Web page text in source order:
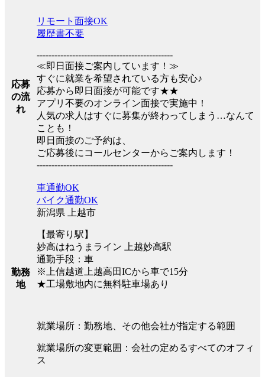
応募
の流
れ
リモート面接OK
履歴書不要
----------------------------------------------
≪即日面接ご案内しています！≫
すぐに就業を希望されている方も安心♪
応募から即日面接が可能です★★
アプリ不要のオンライン面接で実施中！
人気の求人はすぐに募集が終わってしまう…なんて
ことも！
即日面接のご予約は、
ご応募後にコールセンターからご案内します！
----------------------------------------------
勤務
地
車通勤OK
バイク通勤OK
新潟県 上越市
【最寄り駅】
妙高はねうまライン 上越妙高駅
通勤手段：車
※上信越道上越高田ICから車で15分
★工場敷地内に無料駐車場あり
就業場所：勤務地、その他会社が指定する範囲
就業場所の変更範囲：会社の定めるすべてのオフィ
ス